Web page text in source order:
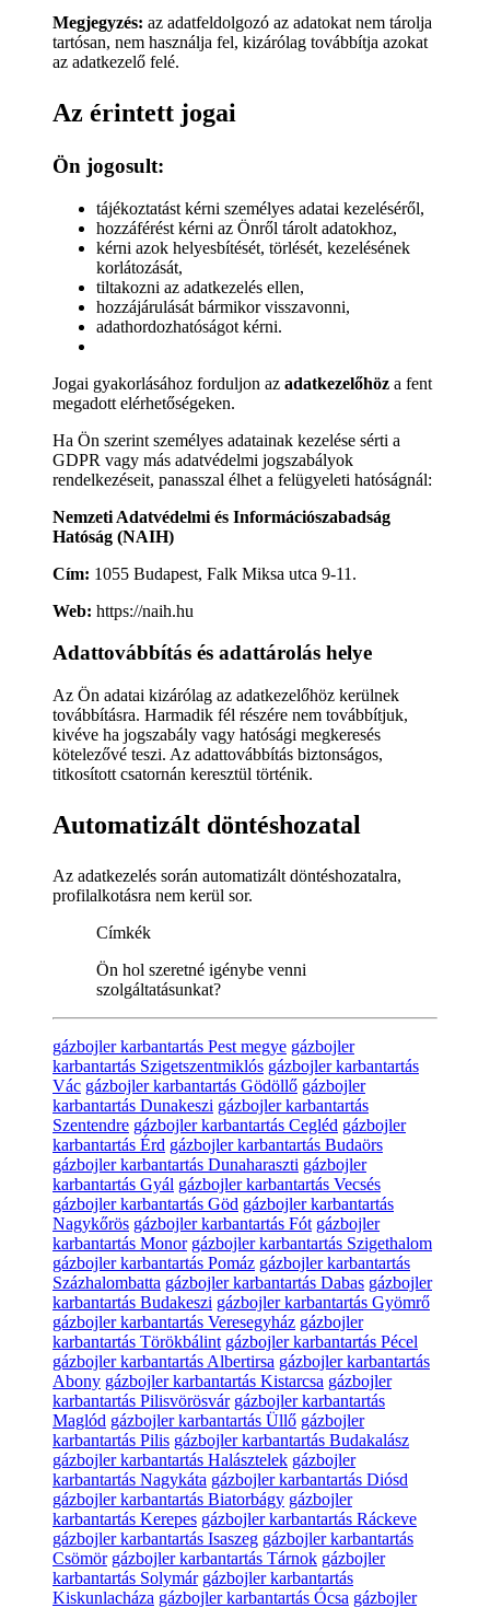
Megjegyzés: az adatfeldolgozó az adatokat nem tárolja
tartósan, nem használja fel, kizárólag továbbítja azokat
az adatkezelő felé.
Az érintett jogai
Ön jogosult:
tájékoztatást kérni személyes adatai kezeléséről,
hozzáférést kérni az Önről tárolt adatokhoz,
kérni azok helyesbítését, törlését, kezelésének
korlátozását,
tiltakozni az adatkezelés ellen,
hozzájárulását bármikor visszavonni,
adathordozhatóságot kérni.
Jogai gyakorlásához forduljon az adatkezelőhöz a fent
megadott elérhetőségeken.
Ha Ön szerint személyes adatainak kezelése sérti a
GDPR vagy más adatvédelmi jogszabályok
rendelkezéseit, panasszal élhet a felügyeleti hatóságnál:
Nemzeti Adatvédelmi és Információszabadság
Hatóság (NAIH)
Cím: 1055 Budapest, Falk Miksa utca 9-11.
Web: https://naih.hu
Adattovábbítás és adattárolás helye
Az Ön adatai kizárólag az adatkezelőhöz kerülnek
továbbításra. Harmadik fél részére nem továbbítjuk,
kivéve ha jogszabály vagy hatósági megkeresés
kötelezővé teszi. Az adattovábbítás biztonságos,
titkosított csatornán keresztül történik.
Automatizált döntéshozatal
Az adatkezelés során automatizált döntéshozatalra,
profilalkotásra nem kerül sor.
Címkék
Ön hol szeretné igénybe venni
szolgáltatásunkat?
gázbojler karbantartás Pest megye gázbojler
karbantartás Szigetszentmiklós gázbojler karbantartás
Vác gázbojler karbantartás Gödöllő gázbojler
karbantartás Dunakeszi gázbojler karbantartás
Szentendre gázbojler karbantartás Cegléd gázbojler
karbantartás Érd gázbojler karbantartás Budaörs
gázbojler karbantartás Dunaharaszti gázbojler
karbantartás Gyál gázbojler karbantartás Vecsés
gázbojler karbantartás Göd gázbojler karbantartás
Nagykőrös gázbojler karbantartás Fót gázbojler
karbantartás Monor gázbojler karbantartás Szigethalom
gázbojler karbantartás Pomáz gázbojler karbantartás
Százhalombatta gázbojler karbantartás Dabas gázbojler
karbantartás Budakeszi gázbojler karbantartás Gyömrő
gázbojler karbantartás Veresegyház gázbojler
karbantartás Törökbálint gázbojler karbantartás Pécel
gázbojler karbantartás Albertirsa gázbojler karbantartás
Abony gázbojler karbantartás Kistarcsa gázbojler
karbantartás Pilisvörösvár gázbojler karbantartás
Maglód gázbojler karbantartás Üllő gázbojler
karbantartás Pilis gázbojler karbantartás Budakalász
gázbojler karbantartás Halásztelek gázbojler
karbantartás Nagykáta gázbojler karbantartás Diósd
gázbojler karbantartás Biatorbágy gázbojler
karbantartás Kerepes gázbojler karbantartás Ráckeve
gázbojler karbantartás Isaszeg gázbojler karbantartás
Csömör gázbojler karbantartás Tárnok gázbojler
karbantartás Solymár gázbojler karbantartás
Kiskunlacháza gázbojler karbantartás Ócsa gázbojler